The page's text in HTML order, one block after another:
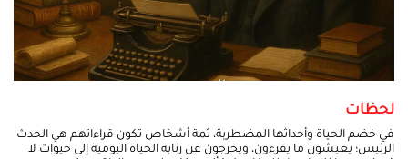
لحظات
في خضم الحياة وأحداثها المضطربة، ثمة أشخاص تكون قراءاتهم هي الحدث
الرئيس؛ يعيشون ما يقرءون، ويخرجون عن رتابة الحياة اليومية إلى حيوات لا